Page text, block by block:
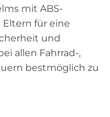
mit ABS-
für eine
und
allen Fahrrad-,
bestmöglich zu